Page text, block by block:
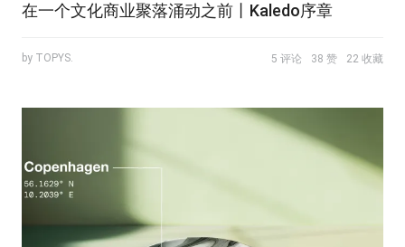
在一个文化商业聚落涌动之前丨Kaledo序章
by TOPYS. 5 评论 38 赞 22 收藏